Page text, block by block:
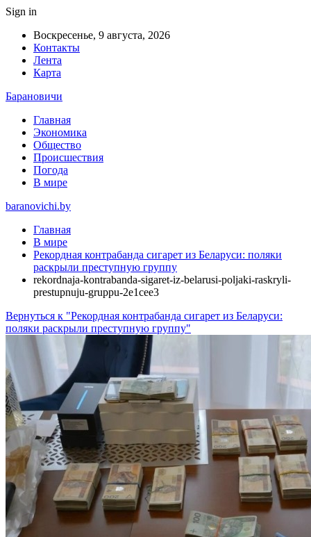
Sign in
Воскресенье, 9 августа, 2026
Контакты
Лента
Карта
Барановичи
Главная
Экономика
Общество
Происшествия
Погода
В мире
baranovichi.by
Главная
В мире
Рекордная контрабанда сигарет из Беларуси: поляки
раскрыли преступную группу
rekordnaja-kontrabanda-sigaret-iz-belarusi-poljaki-raskryli-
prestupnuju-gruppu-2e1cee3
Вернуться к "Рекордная контрабанда сигарет из Беларуси:
поляки раскрыли преступную группу"